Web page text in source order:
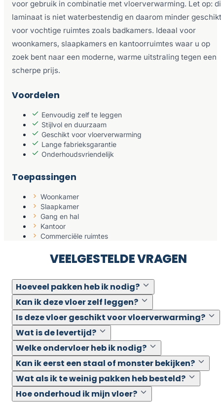
voor gebruik in combinatie met vloerverwarming. Let op:
laminaat is niet waterbestendig en daarom minder geschikt
voor vochtige ruimtes zoals badkamers. Ideaal voor
woonkamers, slaapkamers en kantoorruimtes waar u op
zoek bent naar een moderne, warme uitstraling tegen een
scherpe prijs.
Voordelen
Eenvoudig zelf te leggen
Stijlvol en duurzaam
Geschikt voor vloerverwarming
Lange fabrieksgarantie
Onderhoudsvriendelijk
Toepassingen
Woonkamer
Slaapkamer
Gang en hal
Kantoor
Commerciële ruimtes
VEELGESTELDE VRAGEN
Hoeveel pakken heb ik nodig?
Kan ik deze vloer zelf leggen?
Is deze vloer geschikt voor vloerverwarming?
Wat is de levertijd?
Welke ondervloer heb ik nodig?
Kan ik eerst een staal of monster bekijken?
Wat als ik te weinig pakken heb besteld?
Hoe onderhoud ik mijn vloer?